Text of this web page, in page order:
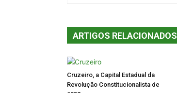
ARTIGOS RELACIONADOS
Cruzeiro, a Capital Estadual da
Revolução Constitucionalista de